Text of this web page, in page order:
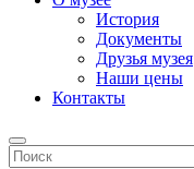
История
Документы
Друзья музея
Наши цены
Контакты